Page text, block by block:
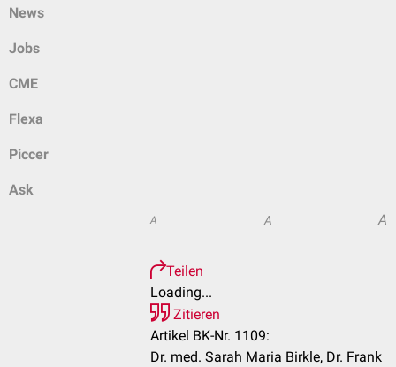
News
Jobs
CME
Flexa
Piccer
Ask
A A A
Teilen
Loading...
Zitieren
Artikel BK-Nr. 1109:
Dr. med. Sarah Maria Birkle, Dr. Frank